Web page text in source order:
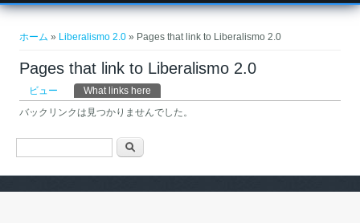
ホーム » Liberalismo 2.0 » Pages that link to Liberalismo 2.0
Pages that link to Liberalismo 2.0
プライマリータブ
ビュー What links here
バックリンクは見つかりませんでした。
検索フォーム